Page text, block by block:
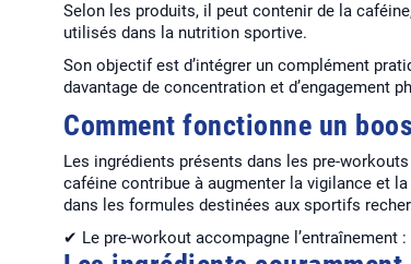
Selon les produits, il peut contenir de la
utilisés dans la nutrition sportive.
Son objectif est d’intégrer un complément
davantage de concentration et d’engagement
Comment fonctionne un
Les ingrédients présents dans les pre-
caféine contribue à augmenter la vigilance et
dans les formules destinées aux sportifs
✔ Le pre-workout accompagne